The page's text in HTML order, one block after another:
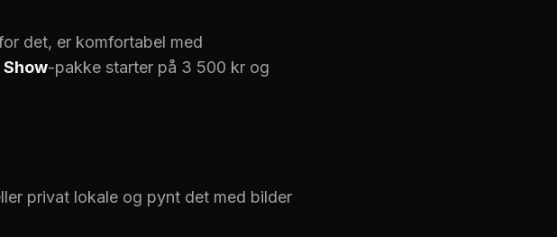
det, er komfortabel med
-pakke starter på 3 500 kr og
privat lokale og pynt det med bilder